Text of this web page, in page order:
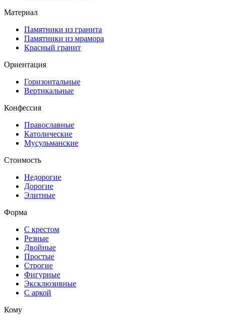
Материал
Памятники из гранита
Памятники из мрамора
Красный гранит
Ориентация
Горизонтальные
Вертикальные
Конфессия
Православные
Католические
Мусульманские
Стоимость
Недорогие
Дорогие
Элитные
Форма
С крестом
Резные
Двойные
Простые
Строгие
Фигурные
Эксклюзивные
С аркой
Кому